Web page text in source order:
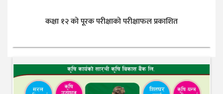
कक्षा १२ को पूरक परीक्षाको परीक्षाफल प्रकाशित